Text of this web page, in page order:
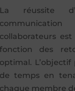
réussite
des
temps en
membre